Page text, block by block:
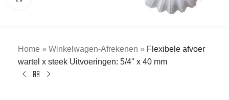
Home » Winkelwagen-Afrekenen » Flexibele afvoer
wartel x steek Uitvoeringen: 5/4″ x 40 mm